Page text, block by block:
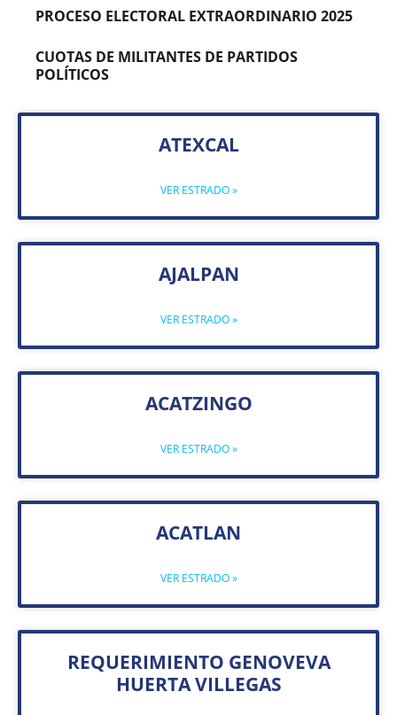
PROCESO ELECTORAL EXTRAORDINARIO 2025
CUOTAS DE MILITANTES DE PARTIDOS
POLÍTICOS
ATEXCAL
VER ESTRADO »
AJALPAN
VER ESTRADO »
ACATZINGO
VER ESTRADO »
ACATLAN
VER ESTRADO »
REQUERIMIENTO GENOVEVA
HUERTA VILLEGAS